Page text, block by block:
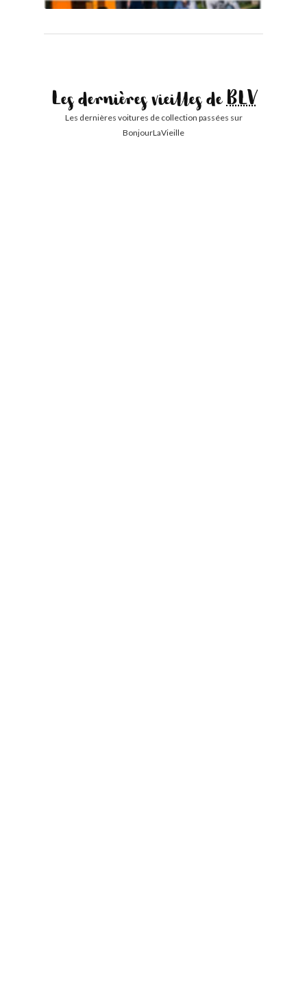
Les dernières vieilles deBLV
Les dernières voitures de collection passées sur
BonjourLaVieille